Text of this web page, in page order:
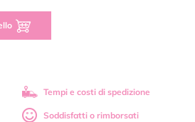
Tempi e costi di spedizione
Soddisfatti o rimborsati